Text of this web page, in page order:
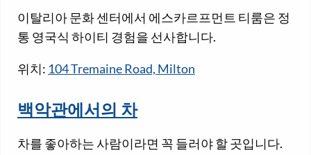
이탈리아 문화 센터에서 에스카르프먼트 티룸은 정
통 영국식 하이티 경험을 선사합니다.
위치: 104 Tremaine Road, Milton
백악관에서의 차
차를 좋아하는 사람이라면 꼭 들러야 할 곳입니다.